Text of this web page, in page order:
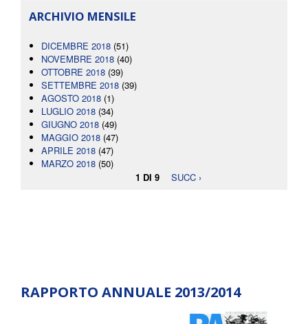
ARCHIVIO MENSILE
DICEMBRE 2018 (51)
NOVEMBRE 2018 (40)
OTTOBRE 2018 (39)
SETTEMBRE 2018 (39)
AGOSTO 2018 (1)
LUGLIO 2018 (34)
GIUGNO 2018 (49)
MAGGIO 2018 (47)
APRILE 2018 (47)
MARZO 2018 (50)
1 DI 9
SUCC ›
RAPPORTO ANNUALE 2013/2014